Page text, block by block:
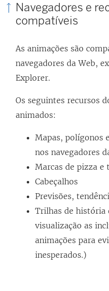
Navegadores e
compatíveis
As animações são
navegadores da Web,
Explorer.
Os seguintes recursos
animados:
Mapas, polígonos
nos navegadores
Marcas de pizza e
Cabeçalhos
Previsões,
Trilhas de história
visualização as
animações para
inesperados.)